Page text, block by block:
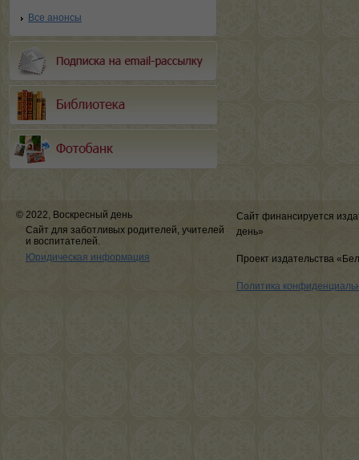
Все анонсы
© 2022, Воскресный день
Сайт для заботливых родителей, учителей
и воспитателей.
Юридическая информация
Сайт финансируется
день»
Проект издательства
Политика